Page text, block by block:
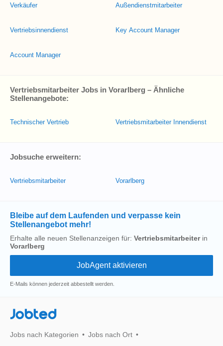
Verkäufer
Vertriebsinnendienst
Account Manager
Außendienstmitarbeiter
Key Account Manager
Vertriebsmitarbeiter Jobs in Vorarlberg – Ähnliche
Stellenangebote:
Technischer Vertrieb Vertriebsmitarbeiter Innendienst
Jobsuche erweitern:
Vertriebsmitarbeiter Vorarlberg
Bleibe auf dem Laufenden und verpasse kein
Stellenangebot mehr!
Erhalte alle neuen Stellenanzeigen für: Vertriebsmitarbeiterin
Vorarlberg
E-Mails können jederzeit abbestellt werden.
Jobted
Jobs nach Kategorien Jobs nach Ort